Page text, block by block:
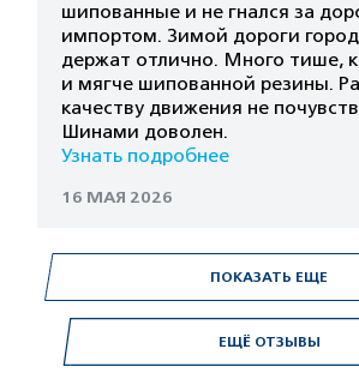
ЕЩЁ ОТЗЫВЫ
шипованные и не гнался за
импортом. Зимой дороги
держат отлично. Много тише,
и мягче шипованной резины.
качеству движения не
Шинами доволен.
Узнать подробнее
16 МАЯ 2026
ПОКАЗАТЬ ЕЩЕ